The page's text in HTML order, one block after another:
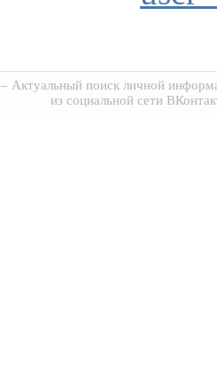
– Актуальный поиск личной
из социальной сети